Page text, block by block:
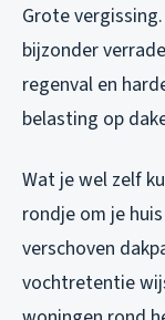
Grote
bijzonder
regenval en
belasting op
Wat je wel zelf
rondje om je
verschoven
vochtretentie